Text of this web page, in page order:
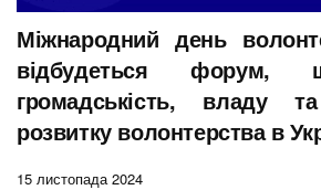
Міжнародний день
відбудеться форум,
громадськість, владу
розвитку волонтерства в
15 листопада 2024